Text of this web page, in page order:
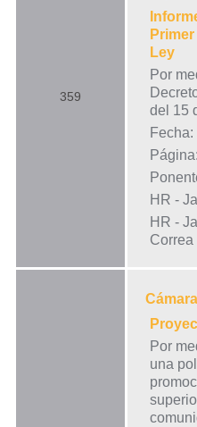
359
Ley
Por
del 15
HR -
HR -
Correa
Por
una